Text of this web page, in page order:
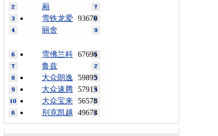
厢
93670
雪铁龙爱
丽舍
67696
雪佛兰科
鲁兹
59895
大众朗逸
57915
大众速腾
56578
大众宝来
49678
别克凯越